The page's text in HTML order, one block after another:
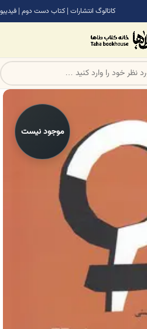
کاتالوگ انتشارات | کتاب دست دوم | فیدیبو
موجود نیست